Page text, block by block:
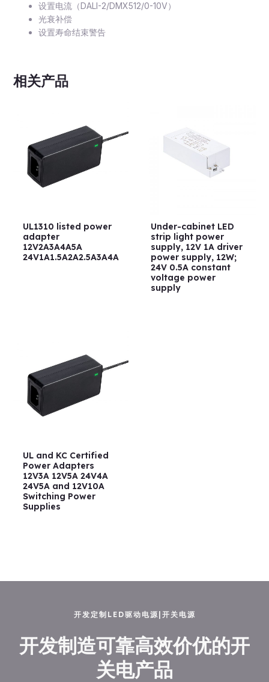
设置电流（DALI-2/DMX512/0-10V）
光衰补偿
设置寿命结束警告
相关产品
UL1310 listed power
adapter
12V2A3A4A5A
24V1A1.5A2A2.5A3A4A
Under-cabinet LED
strip light power
supply, 12V 1A driver
power supply, 12W;
24V 0.5A constant
voltage power
supply
UL and KC Certified
Power Adapters
12V3A 12V5A 24V4A
24V5A and 12V10A
Switching Power
Supplies
开发定制LED驱动电源|开关电源
开发制造可靠高效价优的开
关电产品